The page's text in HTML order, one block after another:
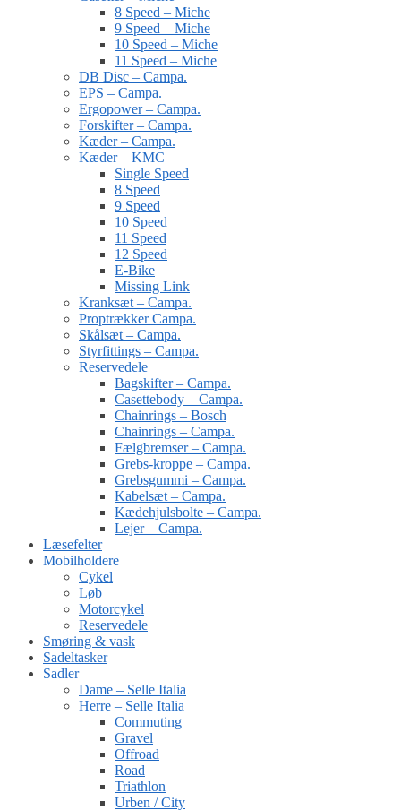
8 Speed – Miche
9 Speed – Miche
10 Speed – Miche
11 Speed – Miche
DB Disc – Campa.
EPS – Campa.
Ergopower – Campa.
Forskifter – Campa.
Kæder – Campa.
Kæder – KMC
Single Speed
8 Speed
9 Speed
10 Speed
11 Speed
12 Speed
E-Bike
Missing Link
Kranksæt – Campa.
Proptrækker Campa.
Skålsæt – Campa.
Styrfittings – Campa.
Reservedele
Bagskifter – Campa.
Casettebody – Campa.
Chainrings – Bosch
Chainrings – Campa.
Fælgbremser – Campa.
Grebs-kroppe – Campa.
Grebsgummi – Campa.
Kabelsæt – Campa.
Kædehjulsbolte – Campa.
Lejer – Campa.
Læsefelter
Mobilholdere
Cykel
Løb
Motorcykel
Reservedele
Smøring & vask
Sadeltasker
Sadler
Dame – Selle Italia
Herre – Selle Italia
Commuting
Gravel
Offroad
Road
Triathlon
Urben / City